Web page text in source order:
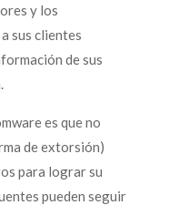
y los
sus clientes
de sus
es que no
de extorsión)
para lograr su
pueden seguir